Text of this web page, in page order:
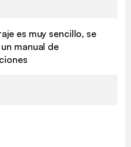
es muy sencillo, se
manual de